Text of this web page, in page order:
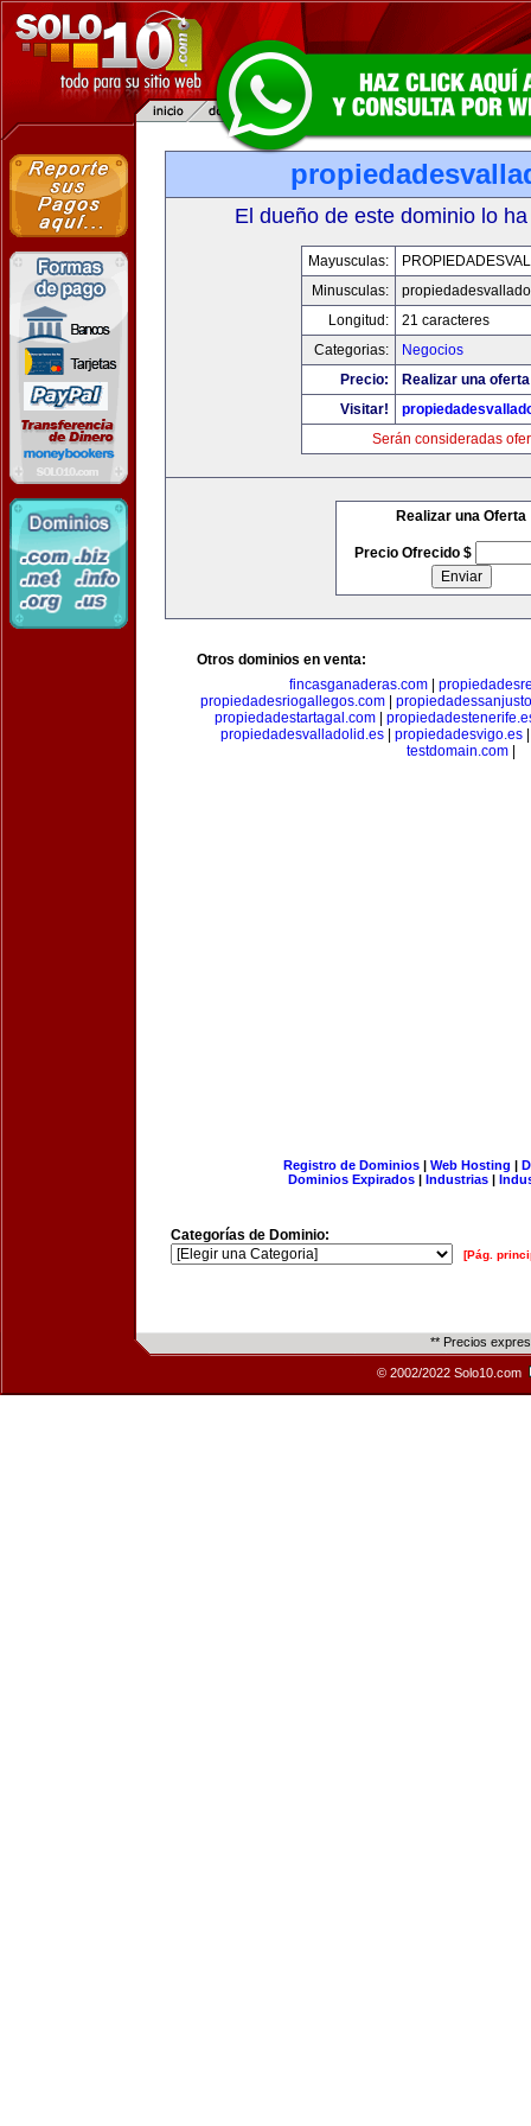
El dueño de este dominio lo
Mayusculas:
Minusculas:
Longitud:
21 caracteres
Categorias:
Negocios
Precio:
Realizar una
Visitar!
Serán consideradas
Realizar una Oferta
Precio Ofrecido $
Otros dominios en venta:
fincasganaderas.com|
propiedadesriogallegos.com|
propiedadestartagal.com|
propiedadesvalladolid.es
propiedadesvigo.es
testdomain.com
Registro de Dominios| Web Hosting |
Dominios Expirados | Industrias |
Categorías de Dominio:
[Pág.
** Precios
© 2002/2022 Solo10.com